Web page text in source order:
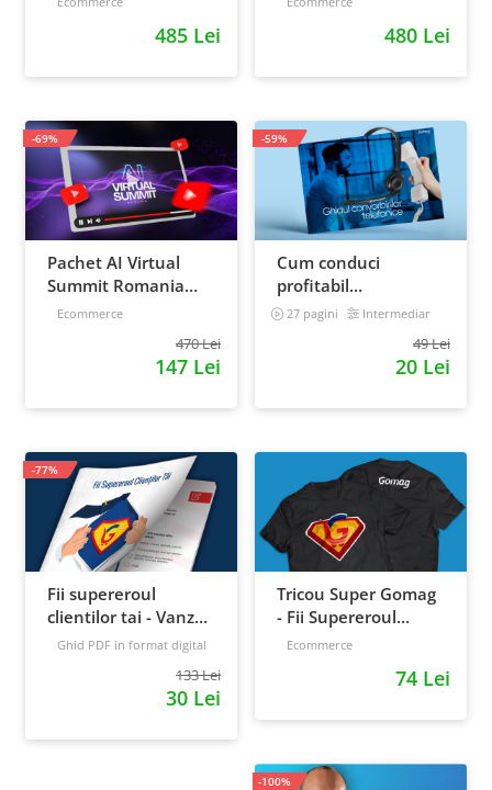
485 Lei
strategia de business
480 Lei
Pachet AI Virtual
Summit Romania
2026: inregistrari +
Ecommerce
470 Lei
147 Lei
-69%
Cum conduci
profitabil
convorbirile
27 pagini Intermediar
49 Lei
20 Lei
-59%
Fii supereroul
clientilor tai - Vanzari
pe pilot automat
Ghid PDF in format digital
133 Lei
30 Lei
-77%
Tricou Super Gomag
- Fii Supereroul
Clientilor Tai
Ecommerce
74 Lei
-100%